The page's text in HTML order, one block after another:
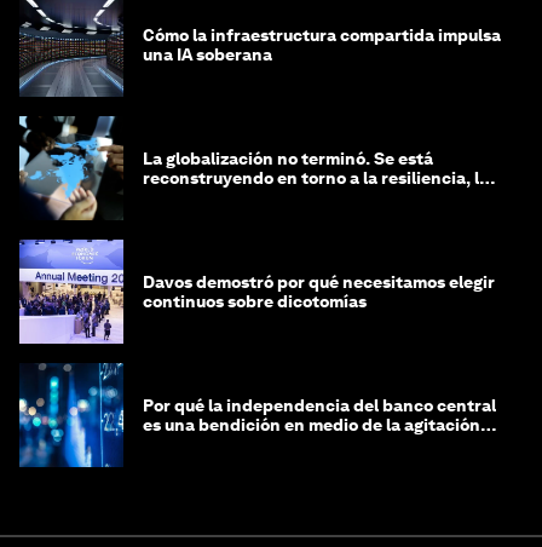
Cómo la infraestructura compartida impulsa
una IA soberana
La globalización no terminó. Se está
reconstruyendo en torno a la resiliencia, las
Davos demostró por qué necesitamos elegir
continuos sobre dicotomías
Por qué la independencia del banco central
es una bendición en medio de la agitación